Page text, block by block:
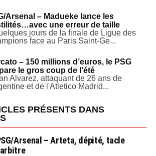
Arsenal – Madueke lance les
une erreur de taille
jours de la finale de Ligue des
face au Paris Saint-Ge...
– 150 millions d’euros, le PSG
le gros coup de l’été
Alvarez, attaquant de 26 ans de
et de l'Atletico Madrid...
PRÉSENTS DANS
Arsenal – Arteta, dépité, tacle